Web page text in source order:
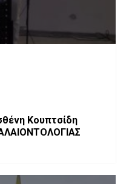
Κουπτσίδη